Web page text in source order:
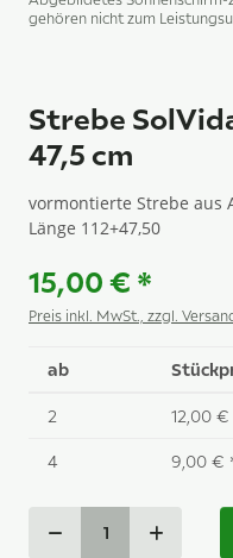
gehören nicht zum
Strebe
47,5 cm
vormontierte Strebe aus
Länge 112+47,50
15,00 € *
Preis inkl. MwSt., zzgl.
ab
2 12,00 €
4 9,00 €